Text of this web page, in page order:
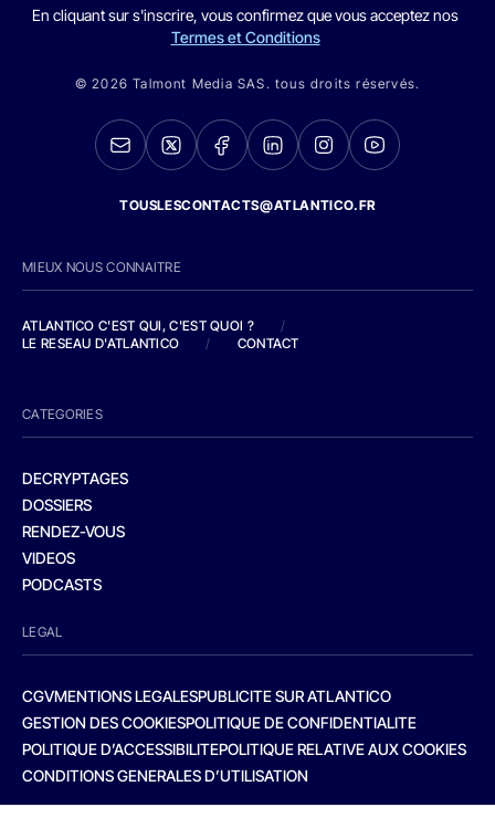
En cliquant sur s'inscrire, vous confirmez que vous acceptez nos
Termes et Conditions
© 2026 Talmont Media SAS. tous droits réservés.
TOUSLESCONTACTS@ATLANTICO.FR
MIEUX NOUS CONNAITRE
ATLANTICO C'EST QUI, C'EST QUOI ?
/
LE RESEAU D'ATLANTICO
/ CONTACT
CATEGORIES
DECRYPTAGES
DOSSIERS
RENDEZ-VOUS
VIDEOS
PODCASTS
LEGAL
CGVMENTIONS LEGALESPUBLICITE SUR ATLANTICO
GESTION DES COOKIESPOLITIQUE DE CONFIDENTIALITE
POLITIQUE D’ACCESSIBILITEPOLITIQUE RELATIVE AUX COOKIES
CONDITIONS GENERALES D’UTILISATION